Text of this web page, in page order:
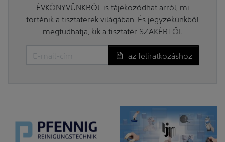
ÉVKÖNYVÜNKBŐL is tájékozódhat arról, mi
történik a tisztaterek világában. És jegyzékünkből
megtudhatja, kik a tisztatér SZAKÉRTŐI.
az feliratkozáshoz